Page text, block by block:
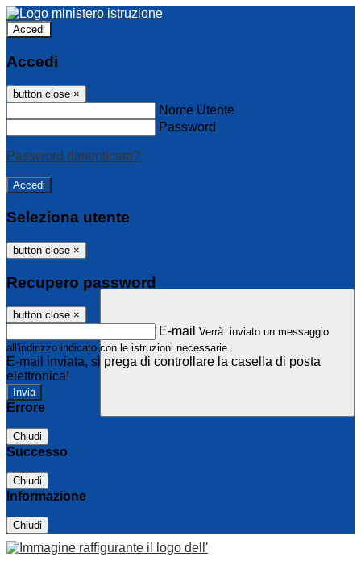
Accedi
Accedi
button close ×
Nome Utente
Password
Password dimenticata?
Seleziona utente
button close ×
Recupero password
button close ×
E-mail Verrà inviato un messaggio
all'indirizzo indicato con le istruzioni necessarie.
E-mail inviata, si prega di controllare la casella di posta
elettronica!
Errore
Chiudi
Successo
Chiudi
Informazione
Chiudi